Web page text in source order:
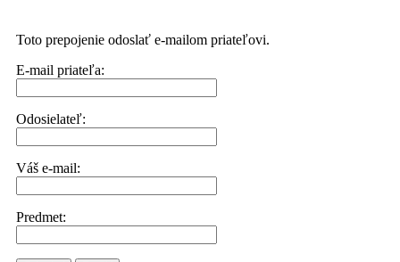
Toto prepojenie odoslať e-mailom priateľovi.
E-mail priateľa:
Odosielateľ:
Váš e-mail:
Predmet: